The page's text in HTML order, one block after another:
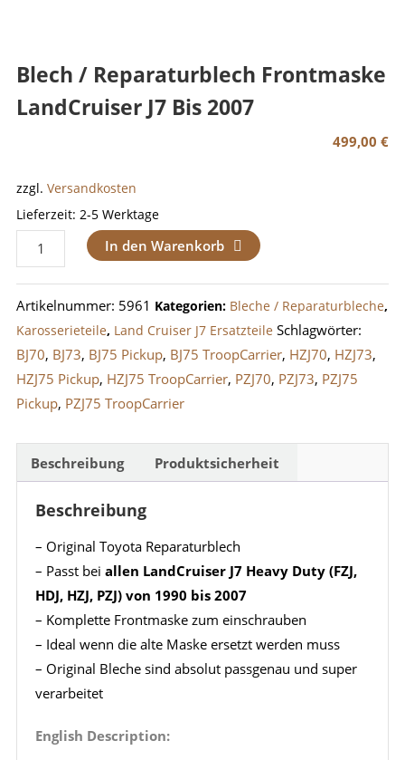
Blech / Reparaturblech Frontmaske
LandCruiser J7 Bis 2007
499,00€
zzgl. Versandkosten
Lieferzeit: 2-5 Werktage
Blech
/
Reparaturblech
Frontmaske
LandCruiser
J7
bis
2007
In den Warenkorb
Artikelnummer: 5961 Kategorien: Bleche / Reparaturbleche,
Karosserieteile, Land Cruiser J7 Ersatzteile Schlagwörter:
BJ70, BJ73, BJ75 Pickup, BJ75 TroopCarrier, HZJ70, HZJ73,
HZJ75 Pickup, HZJ75 TroopCarrier, PZJ70, PZJ73, PZJ75
Pickup, PZJ75 TroopCarrier
Beschreibung Produktsicherheit
Beschreibung
– Original Toyota Reparaturblech
– Passt bei allen LandCruiser J7 Heavy Duty (FZJ,
HDJ, HZJ, PZJ) von 1990 bis 2007
– Komplette Frontmaske zum einschrauben
– Ideal wenn die alte Maske ersetzt werden muss
– Original Bleche sind absolut passgenau und super
verarbeitet
English Description: